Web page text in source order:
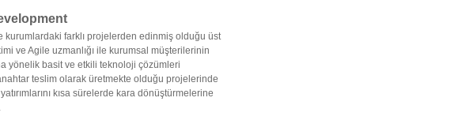
kurumlardaki farklı projelerden edinmiş olduğu üst
ve Agile uzmanlığı ile kurumsal müşterilerinin
yönelik basit ve etkili teknoloji çözümleri
teslim olarak üretmekte olduğu projelerinde
kısa sürelerde kara dönüştürmelerine